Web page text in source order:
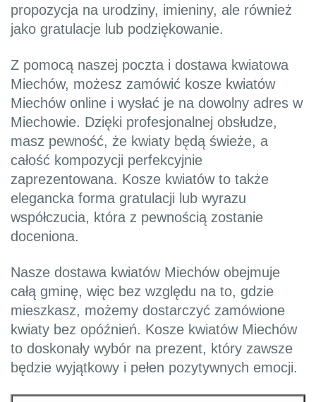
propozycja na urodziny, imieniny, ale również
jako gratulacje lub podziękowanie.
Z pomocą naszej poczta i dostawa kwiatowa
Miechów, możesz zamówić kosze kwiatów
Miechów online i wysłać je na dowolny adres w
Miechowie. Dzięki profesjonalnej obsłudze,
masz pewność, że kwiaty będą świeże, a
całość kompozycji perfekcyjnie
zaprezentowana. Kosze kwiatów to także
elegancka forma gratulacji lub wyrazu
współczucia, która z pewnością zostanie
doceniona.
Nasze dostawa kwiatów Miechów obejmuje
całą gminę, więc bez względu na to, gdzie
mieszkasz, możemy dostarczyć zamówione
kwiaty bez opóźnień. Kosze kwiatów Miechów
to doskonały wybór na prezent, który zawsze
będzie wyjątkowy i pełen pozytywnych emocji.